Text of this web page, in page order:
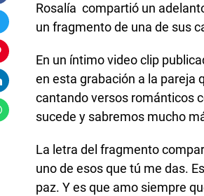
Rosalía compartió un
un fragmento de una de sus
En un íntimo video clip
en esta grabación a la pareja
cantando versos románticos
sucede y sabremos mucho
La letra del fragmento
uno de esos que tú me das.
paz. Y es que amo siempre